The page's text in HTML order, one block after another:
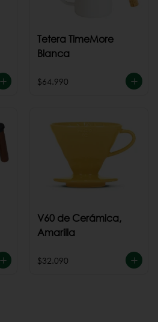
Tetera TimeMore
Blanca
$64.990
V60 de Cerámica,
Amarilla
$32.090